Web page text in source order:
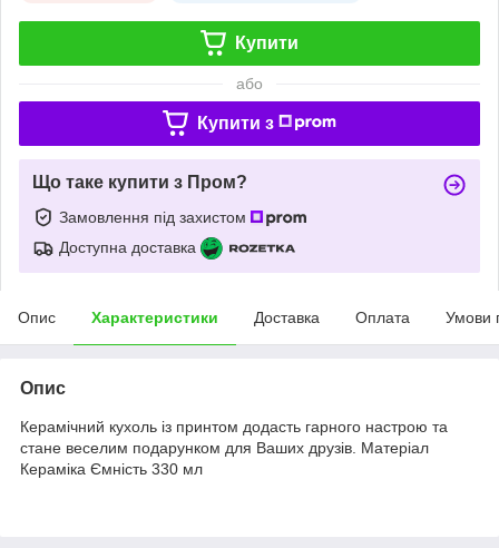
Купити
або
Купити з
Що таке купити з Пром?
Замовлення під захистом
Доступна доставка
Опис Характеристики Доставка Оплата Умови
Опис
Керамічний кухоль із принтом додасть гарного настрою та
стане веселим подарунком для Ваших друзів. Матеріал
Кераміка Ємність 330 мл